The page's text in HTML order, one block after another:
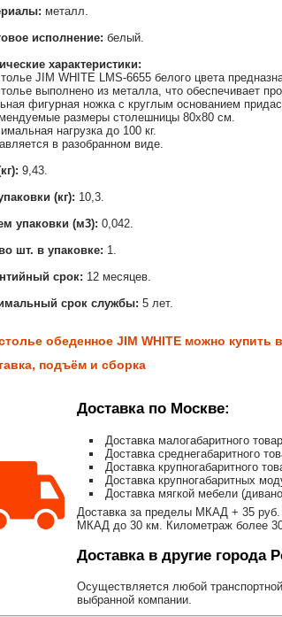
металл.
исполнение: белый.
характеристики:
JIM WHITE LMS-6655 белого цвета
выполнено из металла, что обеспечивает
фигурная ножка с круглым основанием
размеры столешницы 80х80 см.
нагрузка до 100 кг.
в разобранном виде.
9,43.
(кг): 10,3.
упаковки (м3): 0,042.
шт. в упаковке: 1.
срок: 12 месяцев.
срок службы: 5 лет.
обеденное JIM WHITE можно купить
подъём и сборка
Доставка по Москве:
Доставка малогабаритного
Доставка среднегабаритного
Доставка крупногабаритного
Доставка крупногабаритных
Доставка мягкой мебели
Доставка за пределы МКАД + 35
МКАД до 30 км. Километраж более
Доставка в другие города
Осуществляется любой
выбранной компании.